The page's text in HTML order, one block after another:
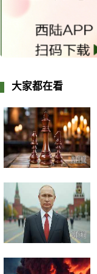
大家都在看